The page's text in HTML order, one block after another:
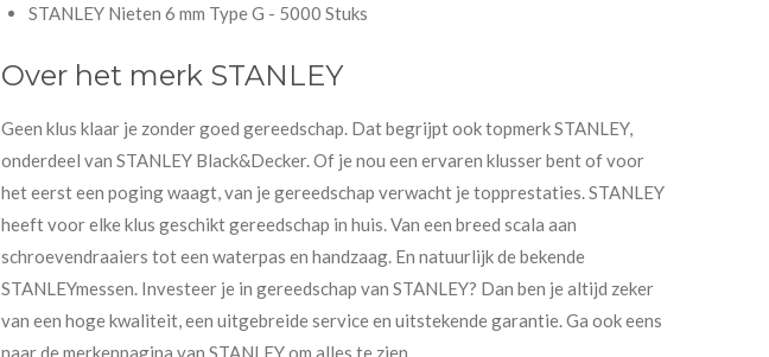
STANLEY Nieten 6 mm Type G - 5000 Stuks
Over het merk STANLEY
Geen klus klaar je zonder goed gereedschap. Dat begrijpt ook topmerk STANLEY,
onderdeel van STANLEY Black&Decker. Of je nou een ervaren klusser bent of voor
het eerst een poging waagt, van je gereedschap verwacht je topprestaties. STANLEY
heeft voor elke klus geschikt gereedschap in huis. Van een breed scala aan
schroevendraaiers tot een waterpas en handzaag. En natuurlijk de bekende
STANLEYmessen. Investeer je in gereedschap van STANLEY? Dan ben je altijd zeker
van een hoge kwaliteit, een uitgebreide service en uitstekende garantie. Ga ook eens
naar de merkenpagina van STANLEY om alles te zien.